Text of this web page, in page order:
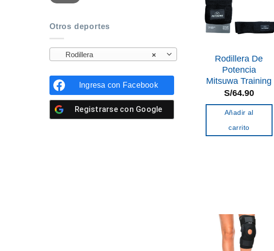
Otros deportes
×
Rodillera
Ingresa con Facebook
Registrarse con Google
Rodillera De
Potencia
Mitsuwa Training
S/64.90
Añadir al
carrito